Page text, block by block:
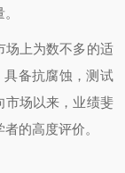
场上为数不多的适
备抗腐蚀，测试
市场以来，业绩斐
的高度评价。